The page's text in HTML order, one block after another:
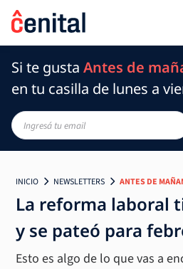
Si te gusta Antes de
en tu casilla de lunes a
INICIO NEWSLETTERS ANTES DE
La reforma laboral
y se pateó para
Esto es algo de lo que vas a